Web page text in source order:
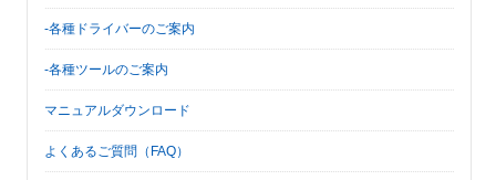
-各種ドライバーのご案内
-各種ツールのご案内
マニュアルダウンロード
よくあるご質問（FAQ）